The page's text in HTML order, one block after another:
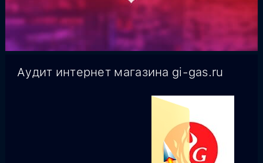
Аудит интернет магазина gi-gas.ru